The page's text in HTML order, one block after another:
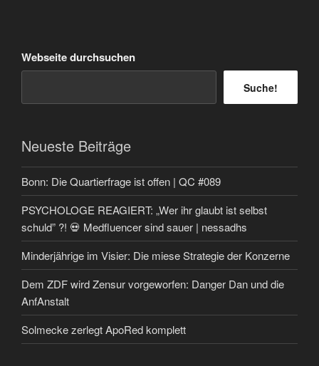
Webseite durchsuchen
Suche!
Neueste Beiträge
Bonn: Die Quartierfrage ist offen | QC #089
PSYCHOLOGE REAGIERT: „Wer ihr glaubt ist selbst
schuld” ?! 💀 Medfluencer sind sauer | nessadhs
Minderjährige im Visier: Die miese Strategie der Konzerne
Dem ZDF wird Zensur vorgeworfen: Danger Dan und die
AnfAnstalt
Solmecke zerlegt ApoRed komplett